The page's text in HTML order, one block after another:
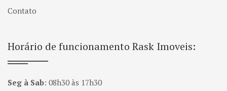
Contato
Horário de funcionamento Rask Imoveis:
Seg à Sab: 08h30 às 17h30